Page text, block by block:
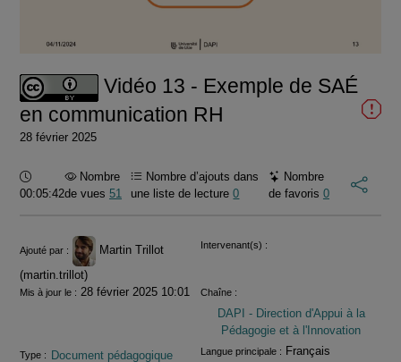
la
Vidéo 13 - Exemple de SAÉ
en communication RH
28 février 2025
Durée :
00:05:42
Nombre
de vues 51
Nombre d’ajouts dans
une liste de lecture0
Nombre
de favoris 0
Informations
Ajouté par :
Martin Trillot
(martin.trillot)
Intervenant(s) :
Mis à jour le : 28 février 2025 10:01 Chaîne :
DAPI - Direction d'Appui à la
Pédagogie et à l'Innovation
Type : Document pédagogique Langue principale : Français